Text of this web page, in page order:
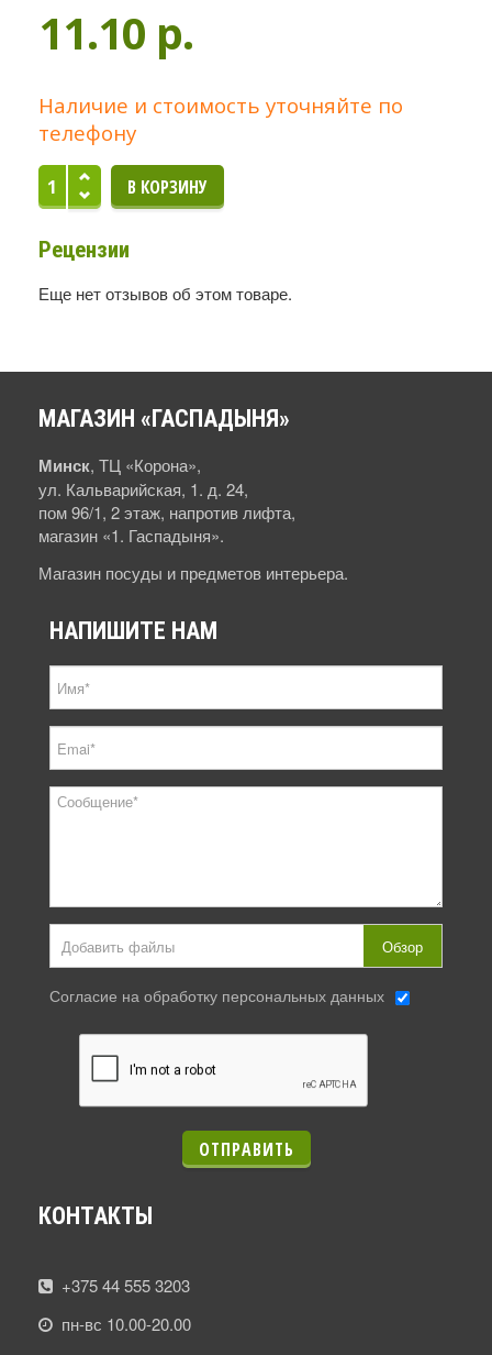
11.10 p.
Наличие и стоимость уточняйте по
телефону
Рецензии
Еще нет отзывов об этом товаре.
МАГАЗИН «ГАСПАДЫНЯ»
Минск, ТЦ «Корона»,
ул. Кальварийская, 1. д. 24,
пом 96/1, 2 этаж, напротив лифта,
магазин «1. Гаспадыня».
Магазин посуды и предметов интерьера.
НАПИШИТЕ НАМ
Добавить файлы Обзор
Согласие на обработку персональных данных
ОТПРАВИТЬ
КОНТАКТЫ
+375 44 555 3203
пн-вс 10.00-20.00